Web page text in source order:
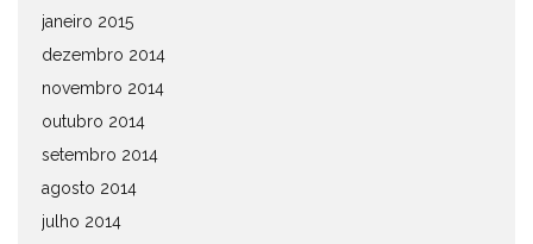
janeiro 2015
dezembro 2014
novembro 2014
outubro 2014
setembro 2014
agosto 2014
julho 2014